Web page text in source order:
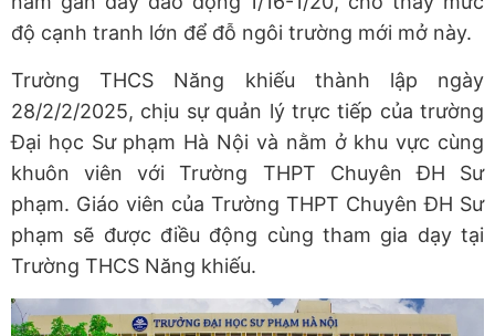
độ cạnh tranh lớn để đỗ ngôi trường mới mở này.
Trường THCS Năng khiếu thành lập ngày
28/2/2/2025, chịu sự quản lý trực tiếp của trường
Đại học Sư phạm Hà Nội và nằm ở khu vực cùng
khuôn viên với Trường THPT Chuyên ĐH Sư
phạm. Giáo viên của Trường THPT Chuyên ĐH Sư
phạm sẽ được điều động cùng tham gia dạy tại
Trường THCS Năng khiếu.